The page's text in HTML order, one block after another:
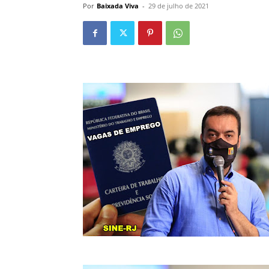
Por Baixada Viva - 29 de julho de 2021